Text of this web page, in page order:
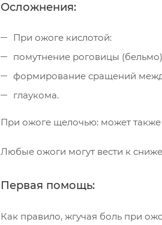
Осложнения:
При ожоге кислотой:
помутнение роговицы
формирование сращений
глаукома.
При ожоге щелочью: может также
Любые ожоги могут вести к
Первая помощь:
Как правило, жгучая боль при